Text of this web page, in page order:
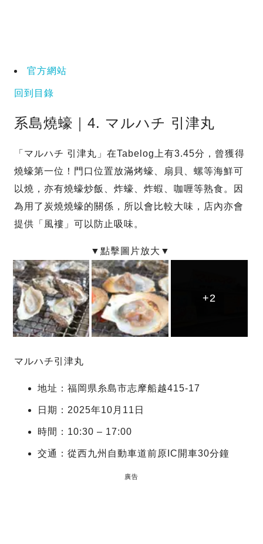
官方網站
回到目錄
系島燒蠔｜4. マルハチ 引津丸
「マルハチ 引津丸」在Tabelog上有3.45分，曾獲得
燒蠔第一位！門口位置放滿烤蠔、扇貝、螺等海鮮可
以燒，亦有燒蠔炒飯、炸蠔、炸蝦、咖喱等熟食。因
為用了炭燒燒蠔的關係，所以會比較大味，店內亦會
提供「風褸」可以防止吸味。
+2
+2
+2
マルハチ引津丸
地址：福岡県糸島市志摩船越415-17
日期：2025年10月11日
時間：10:30 – 17:00
交通：從西九州自動車道前原IC開車30分鐘
廣告